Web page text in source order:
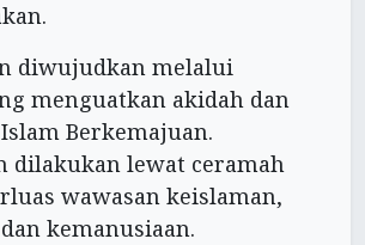
diwujudkan melalui
menguatkan akidah dan
Berkemajuan.
dilakukan lewat ceramah
wawasan keislaman,
kemanusiaan.